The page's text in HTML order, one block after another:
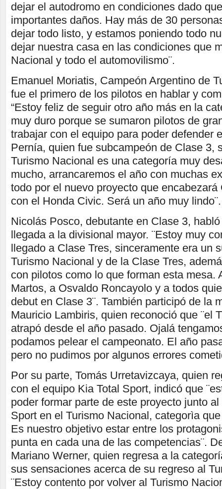
dejar el autodromo en condiciones dado
importantes daños. Hay más de 30
dejar todo listo, y estamos poniendo todo
dejar nuestra casa en las condiciones que
Nacional y todo el automovilismo¨.
Emanuel Moriatis, Campeón Argentino de
fue el primero de los pilotos en hablar y
“Estoy feliz de seguir otro año más en la
muy duro porque se sumaron pilotos de
trabajar con el equipo para poder defender
Pernía, quien fue subcampeón de Clase 3,
Turismo Nacional es una categoría muy
mucho, arrancaremos el año con muchas
todo por el nuevo proyecto que encabezará
con el Honda Civic. Será un año muy lindo¨.
Nicolás Posco, debutante en Clase 3,
llegada a la divisional mayor. ¨Estoy muy
llegado a Clase Tres, sinceramente era un
Turismo Nacional y de la Clase Tres,
con pilotos como lo que forman esta mesa.
Martos, a Osvaldo Roncayolo y a todos
debut en Clase 3¨. También participó de la
Mauricio Lambiris, quien reconoció que ¨el
atrapó desde el año pasado. Ojalá
podamos pelear el campeonato. El año
pero no pudimos por algunos errores
Por su parte, Tomás Urretavizcaya, quien
con el equipo Kia Total Sport, indicó que
poder formar parte de este proyecto junto
Sport en el Turismo Nacional, categorìa
Es nuestro objetivo estar entre los
punta en cada una de las competencias¨.
Mariano Werner, quien regresa a la
sus sensaciones acerca de su regreso al
¨Estoy contento por volver al Turismo